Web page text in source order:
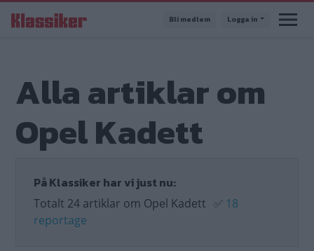
till
Bli medlem Logga in
Alla artiklar om
Opel Kadett
På Klassiker har vi just nu:
Totalt 24 artiklar om Opel Kadett ✅ 18
reportage